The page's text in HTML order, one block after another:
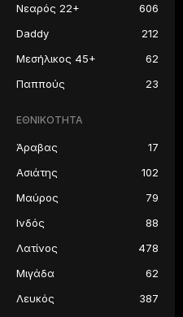
Νεαρός 22+
606
Daddy
212
Μεσήλικος 45+
62
Παππούς
23
ΕΘΝΙΚΌΤΗΤΑ
Άραβας
17
Ασιάτης
102
Μαύρος
79
Ινδός
88
Λατίνος
478
Μιγάδα
62
Λευκός
387